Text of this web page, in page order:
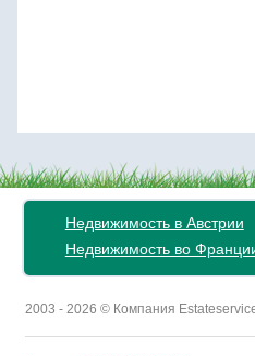
Недвижимость в Австрии
Недвижимость во
2003 - 2026 © Компания